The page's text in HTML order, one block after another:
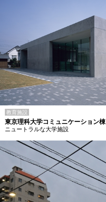
教育施設
東京理科大学コミュニケーション棟
ニュートラルな大学施設